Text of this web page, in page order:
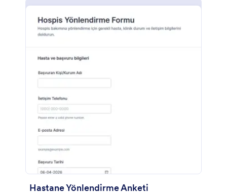
Hastane Yönlendirme Anketi